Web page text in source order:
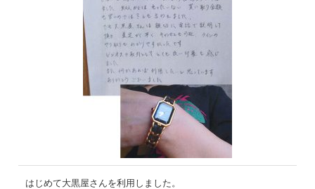
はじめて大黒屋さんを利用しました。